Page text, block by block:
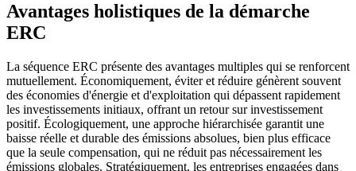
Avantages holistiques de la démarche
ERC
La séquence ERC présente des avantages multiples qui se renforcent
mutuellement. Économiquement, éviter et réduire génèrent souvent
des économies d'énergie et d'exploitation qui dépassent rapidement
les investissements initiaux, offrant un retour sur investissement
positif. Écologiquement, une approche hiérarchisée garantit une
baisse réelle et durable des émissions absolues, bien plus efficace
que la seule compensation, qui ne réduit pas nécessairement les
émissions globales. Stratégiquement, les entreprises engagées dans